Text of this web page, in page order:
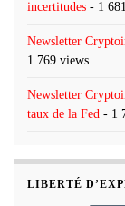
incertitudes - 1
Newsletter
1 769 views
Newsletter
taux de la Fed - 1
LIBERTÉ